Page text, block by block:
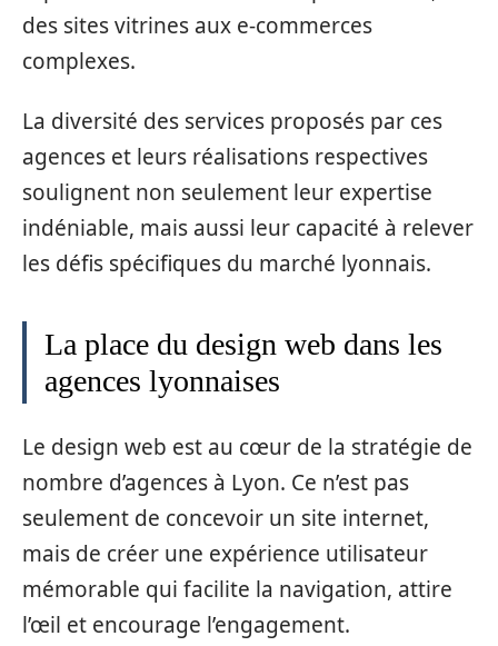
des sites vitrines aux e-commerces
complexes.
La diversité des services proposés par ces
agences et leurs réalisations respectives
soulignent non seulement leur expertise
indéniable, mais aussi leur capacité à relever
les défis spécifiques du marché lyonnais.
La place du design web dans les
agences lyonnaises
Le design web est au cœur de la stratégie de
nombre d’agences à Lyon. Ce n’est pas
seulement de concevoir un site internet,
mais de créer une expérience utilisateur
mémorable qui facilite la navigation, attire
l’œil et encourage l’engagement.